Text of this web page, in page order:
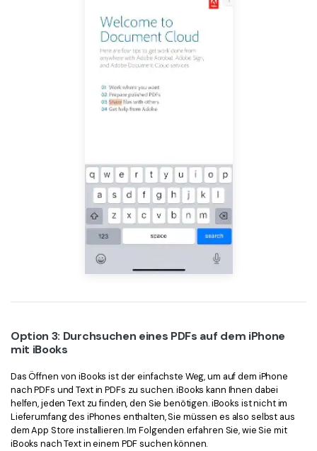
Option 3: Durchsuchen eines PDFs auf dem iPhone
mit iBooks
Das Öffnen von iBooks ist der einfachste Weg, um auf dem iPhone
nach PDFs und Text in PDFs zu suchen. iBooks kann Ihnen dabei
helfen, jeden Text zu finden, den Sie benötigen. iBooks ist nicht im
Lieferumfang des iPhones enthalten, Sie müssen es also selbst aus
dem App Store installieren. Im Folgenden erfahren Sie, wie Sie mit
iBooks nach Text in einem PDF suchen können.